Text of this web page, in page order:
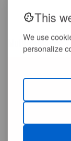
This
We use
personalize
Multimedia